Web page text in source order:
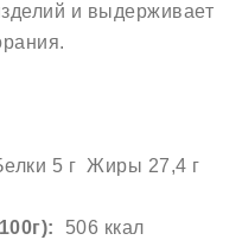
и выдерживает
5 г Жиры 27,4 г
506 ккал